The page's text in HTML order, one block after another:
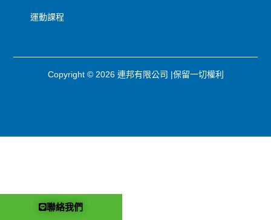
聯絡我們
運動課程
Copyright © 2026 連邦有限公司 |保留一切權利